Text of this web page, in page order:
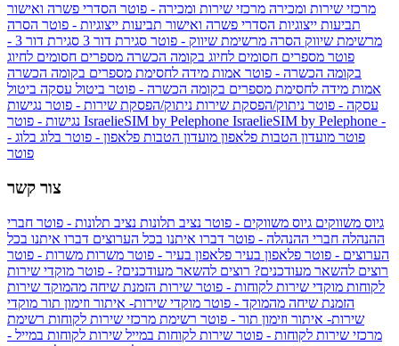
מרכזי שירות ומכירה מרכזי שירות ומכירה - פוטר הסדרי פשרה ואישור
תביעות ייצוגיות הסדרי פשרה ואישור תביעות ייצוגיות - פוטר הסרה
מרשימת שיווק הסרה מרשימת שיווק - פוטר סגירת דור 3
סגירת דור 3 -
פוטר מספרים חסומים לחיוג בקומה הכשרה מספרים חסומים לחיוג
בקומה הכשרה - פוטר אמות מידה לחסימת מספרים בקומה הכשרה
אמות מידה לחסימת מספרים בקומה הכשרה - פוטר ביטול עסקה ביטול
עסקה - פוטר ניתוק/הפסקת שירות ניתוק/הפסקת שירות - פוטר נגישות
IsraelieSIM by Pelephone IsraelieSIM by Pelephone -
פוטר מועדון הטבות פלאפון מועדון הטבות פלאפון - פוטר בלוג בלוג -
פוטר
צור קשר
גיוס משווקים גיוס משווקים - פוטר נציב תלונות נציב תלונות - פוטר חברי
ההנהלה חברי ההנהלה - פוטר דברו איתנו בכל הערוצים דברו איתנו בכל
הערוצים - פוטר פלאפון בעיר פלאפון בעיר - פוטר משרות משרות - פוטר
רוצים להשאר מעודכנים? רוצים להשאר מעודכנים? - פוטר מוקדי שירות
לקוחות מוקדי שירות לקוחות - פוטר שירות הזמנת שיחה מהמוקד שירות
הזמנת שיחה מהמוקד - פוטר מוקדי שירות- איתור וזימון תור מוקדי
שירות- איתור וזימון תור - פוטר רשימת מרכזי שירות לקוחות רשימת
מרכזי שירות לקוחות - פוטר שירות לקוחות במייל שירות לקוחות במייל -